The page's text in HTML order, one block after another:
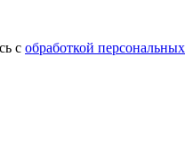
с обработкой персональных